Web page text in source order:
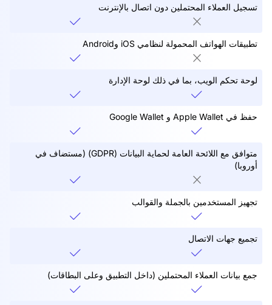
تسجيل العملاء المحتملين دون اتصال بالإنترنت
تطبيقات الهواتف المحمولة لنظامي iOS وAndroid
لوحة تحكم الويب، بما في ذلك لوحة الإدارة
حفظ في Apple Wallet و Google Wallet
متوافق مع اللائحة العامة لحماية البيانات (GDPR) (مستضاف في
أوروبا)
تجهيز المستخدمين بالجملة والقوالب
تجميع جهات الاتصال
جمع بيانات العملاء المحتملين (داخل التطبيق وعلى البطاقات)